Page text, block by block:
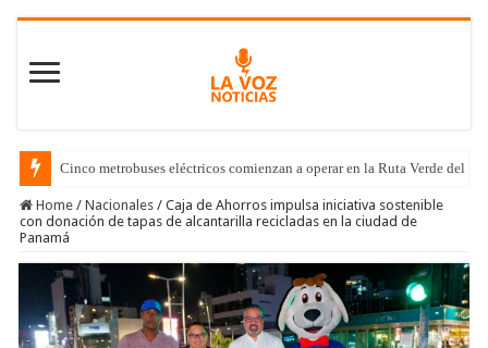
Cinco metrobuses eléctricos comienzan a operar en la Ruta Verde del
Home / Nacionales / Caja de Ahorros impulsa iniciativa sostenible
con donación de tapas de alcantarilla recicladas en la ciudad de
Panamá